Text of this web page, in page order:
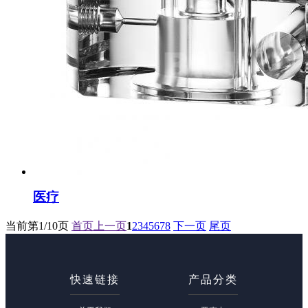
医疗
当前第1/10页 首页 上一页12345678 下一页 尾页
快速链接 产品分类